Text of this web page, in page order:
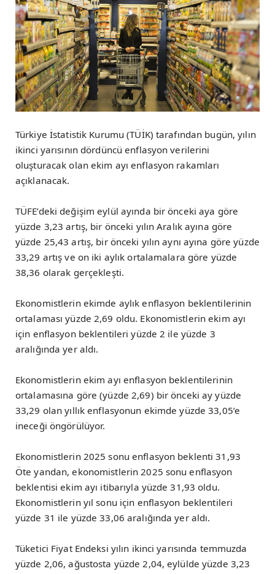
Türkiye İstatistik Kurumu (TÜİK) tarafından bugün, yılın
ikinci yarısının dördüncü enflasyon verilerini
oluşturacak olan ekim ayı enflasyon rakamları
açıklanacak.
TÜFE’deki değişim eylül ayında bir önceki aya göre
yüzde 3,23 artış, bir önceki yılın Aralık ayına göre
yüzde 25,43 artış, bir önceki yılın aynı ayına göre yüzde
33,29 artış ve on iki aylık ortalamalara göre yüzde
38,36 olarak gerçekleşti.
Ekonomistlerin ekimde aylık enflasyon beklentilerinin
ortalaması yüzde 2,69 oldu. Ekonomistlerin ekim ayı
için enflasyon beklentileri yüzde 2 ile yüzde 3
aralığında yer aldı.
Ekonomistlerin ekim ayı enflasyon beklentilerinin
ortalamasına göre (yüzde 2,69) bir önceki ay yüzde
33,29 olan yıllık enflasyonun ekimde yüzde 33,05’e
ineceği öngörülüyor.
Ekonomistlerin 2025 sonu enflasyon beklenti 31,93
Öte yandan, ekonomistlerin 2025 sonu enflasyon
beklentisi ekim ayı itibarıyla yüzde 31,93 oldu.
Ekonomistlerin yıl sonu için enflasyon beklentileri
yüzde 31 ile yüzde 33,06 aralığında yer aldı.
Tüketici Fiyat Endeksi yılın ikinci yarısında temmuzda
yüzde 2,06, ağustosta yüzde 2,04, eylülde yüzde 3,23